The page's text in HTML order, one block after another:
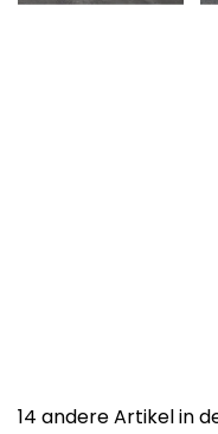
14 andere Artikel in